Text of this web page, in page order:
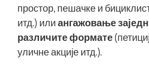
простор, пешачке и
итд.) или ангажовање
различите формате
уличне акције итд.).